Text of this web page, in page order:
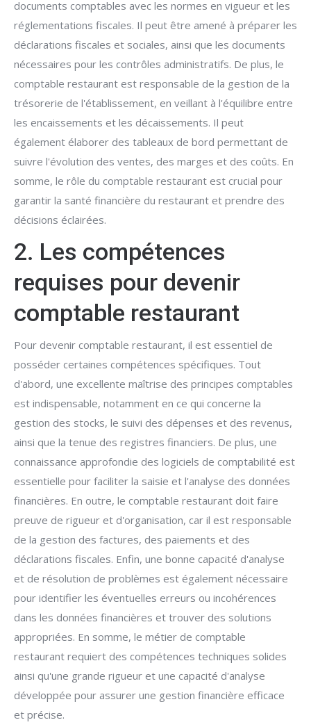
documents comptables avec les normes en vigueur et les
réglementations fiscales. Il peut être amené à préparer les
déclarations fiscales et sociales, ainsi que les documents
nécessaires pour les contrôles administratifs. De plus, le
comptable restaurant est responsable de la gestion de la
trésorerie de l'établissement, en veillant à l'équilibre entre
les encaissements et les décaissements. Il peut
également élaborer des tableaux de bord permettant de
suivre l'évolution des ventes, des marges et des coûts. En
somme, le rôle du comptable restaurant est crucial pour
garantir la santé financière du restaurant et prendre des
décisions éclairées.
2. Les compétences
requises pour devenir
comptable restaurant
Pour devenir comptable restaurant, il est essentiel de
posséder certaines compétences spécifiques. Tout
d'abord, une excellente maîtrise des principes comptables
est indispensable, notamment en ce qui concerne la
gestion des stocks, le suivi des dépenses et des revenus,
ainsi que la tenue des registres financiers. De plus, une
connaissance approfondie des logiciels de comptabilité est
essentielle pour faciliter la saisie et l'analyse des données
financières. En outre, le comptable restaurant doit faire
preuve de rigueur et d'organisation, car il est responsable
de la gestion des factures, des paiements et des
déclarations fiscales. Enfin, une bonne capacité d'analyse
et de résolution de problèmes est également nécessaire
pour identifier les éventuelles erreurs ou incohérences
dans les données financières et trouver des solutions
appropriées. En somme, le métier de comptable
restaurant requiert des compétences techniques solides
ainsi qu'une grande rigueur et une capacité d'analyse
développée pour assurer une gestion financière efficace
et précise.